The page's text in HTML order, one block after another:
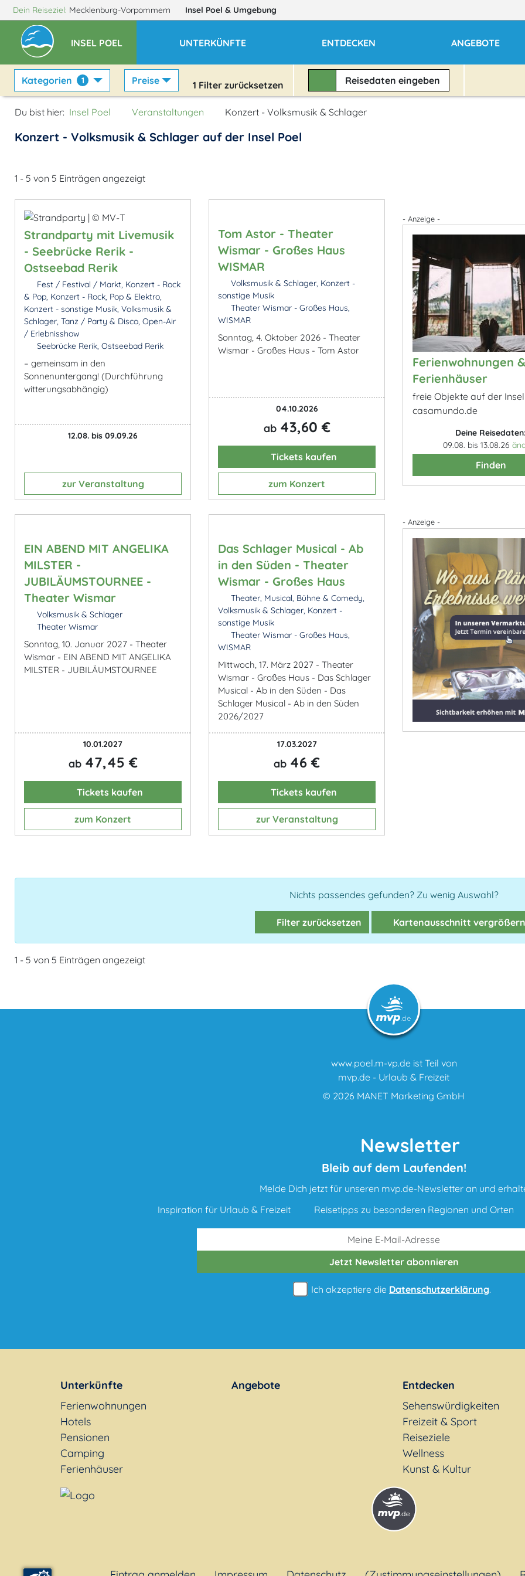
Dein Reiseziel: Mecklenburg-Vorpommern Insel Poel & Umgebung
INSEL POEL UNTERKÜNFTE ENTDECKEN ANGEBOTE
Kategorien 1 Preise 1 Filter zurücksetzen Reisedateneingeben
Du bist hier: Insel Poel Veranstaltungen Konzert - Volksmusik & Schlager
Konzert - Volksmusik & Schlager auf der Insel Poel
1 - 5 von 5 Einträgen angezeigt
Strandparty mit Livemusik
- Seebrücke Rerik -
Ostseebad Rerik
Fest / Festival / Markt, Konzert - Rock
& Pop, Konzert - Rock, Pop & Elektro,
Konzert - sonstige Musik, Volksmusik &
Schlager, Tanz / Party & Disco, Open-Air
/ Erlebnisshow
Seebrücke Rerik, Ostseebad Rerik
– gemeinsam in den
Sonnenuntergang! (Durchführung
witterungsabhängig)
12.08. bis 09.09.26
zur Veranstaltung
Tom Astor - Theater
Wismar - Großes Haus
WISMAR
Volksmusik & Schlager, Konzert -
sonstige Musik
Theater Wismar - Großes Haus,
WISMAR
Sonntag, 4. Oktober 2026 - Theater
Wismar - Großes Haus - Tom Astor
04.10.2026
ab 43,60 €
Tickets kaufen
zum Konzert
- Anzeige -
Ferienwohnungen &
Ferienhäuser
freie Objekte auf der
casamundo.de
Deine
09.08. bis 13.08.26
Finden
EIN ABEND MIT ANGELIKA
MILSTER -
JUBILÄUMSTOURNEE -
Theater Wismar
Volksmusik & Schlager
Theater Wismar
Sonntag, 10. Januar 2027 - Theater
Wismar - EIN ABEND MIT ANGELIKA
MILSTER - JUBILÄUMSTOURNEE
10.01.2027
ab 47,45 €
Tickets kaufen
zum Konzert
Das Schlager Musical - Ab
in den Süden - Theater
Wismar - Großes Haus
Theater, Musical, Bühne & Comedy,
Volksmusik & Schlager, Konzert -
sonstige Musik
Theater Wismar - Großes Haus,
WISMAR
Mittwoch, 17. März 2027 - Theater
Wismar - Großes Haus - Das Schlager
Musical - Ab in den Süden - Das
Schlager Musical - Ab in den Süden
2026/2027
17.03.2027
ab 46 €
Tickets kaufen
zur Veranstaltung
- Anzeige -
Nichts passendes gefunden? Zu wenig Auswahl?
Filter zurücksetzen Kartenausschnitt vergrößern
1 - 5 von 5 Einträgen angezeigt
www.poel.m-vp.de ist Teil von
mvp.de - Urlaub & Freizeit
© 2026 MANET Marketing GmbH
Newsletter
Bleib auf dem Laufenden!
Melde Dich jetzt für unseren mvp.de-Newsletter an und
Inspiration für Urlaub & Freizeit
Reisetipps zu besonderen Regionen und Orten
Jetzt Newsletterabonnieren
Ich akzeptiere die Datenschutzerklärung.
Unterkünfte
Ferienwohnungen
Hotels
Pensionen
Camping
Ferienhäuser
Angebote
Entdecken
Sehenswürdigkeiten
Freizeit & Sport
Reiseziele
Wellness
Kunst & Kultur